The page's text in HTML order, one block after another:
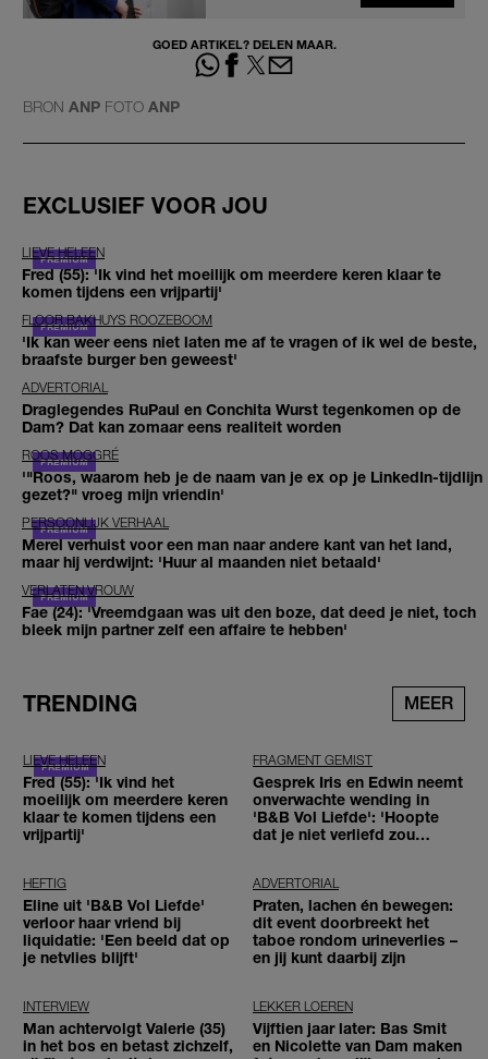
GOED ARTIKEL? DELEN MAAR.
BRON ANP FOTO ANP
EXCLUSIEF VOOR JOU
LIEVE HELEEN
Fred (55): 'Ik vind het moeilijk om meerdere keren klaar te
komen tijdens een vrijpartij'
FLOOR BAKHUYS ROOZEBOOM
'Ik kan weer eens niet laten me af te vragen of ik wel de beste,
braafste burger ben geweest'
ADVERTORIAL
Draglegendes RuPaul en Conchita Wurst tegenkomen op de
Dam? Dat kan zomaar eens realiteit worden
ROOS MOGGRÉ
'"Roos, waarom heb je de naam van je ex op je LinkedIn-tijdlijn
gezet?" vroeg mijn vriendin'
PERSOONLIJK VERHAAL
Merel verhuist voor een man naar andere kant van het land,
maar hij verdwijnt: 'Huur al maanden niet betaald'
VERLATEN VROUW
Fae (24): 'Vreemdgaan was uit den boze, dat deed je niet, toch
bleek mijn partner zelf een affaire te hebben'
TRENDING MEER
LIEVE HELEEN
Fred (55): 'Ik vind het
moeilijk om meerdere keren
klaar te komen tijdens een
vrijpartij'
FRAGMENT GEMIST
Gesprek Iris en Edwin neemt
onverwachte wending in
'B&B Vol Liefde': 'Hoopte
dat je niet verliefd zou
HEFTIG
Eline uit 'B&B Vol Liefde'
verloor haar vriend bij
liquidatie: 'Een beeld dat op
je netvlies blijft'
ADVERTORIAL
Praten, lachen én bewegen:
dit event doorbreekt het
taboe rondom urineverlies –
en jij kunt daarbij zijn
INTERVIEW
Man achtervolgt Valerie (35)
in het bos en betast zichzelf,
LEKKER LOEREN
Vijftien jaar later: Bas Smit
en Nicolette van Dam maken